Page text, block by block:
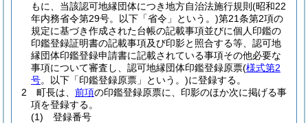
もに、当該認可地縁団体につき地方自治法施行規則 (昭和22
年内務省令第29号。以下「省令」という。)第21条第2項の
規定に基づき作成された台帳の記載事項並びに個人印鑑の
印鑑登録証明書の記載事項及び印影と照合する等、認可地
縁団体印鑑登録申請書に記載されている事項その他必要な
事項について審査し、認可地縁団体印鑑登録原票(様式第2
号。以下「印鑑登録原票」という。)に登録する。
2
町長は、 前項の印鑑登録原票に、印影のほか次に掲げる事
項を登録する。
(1)
登録番号